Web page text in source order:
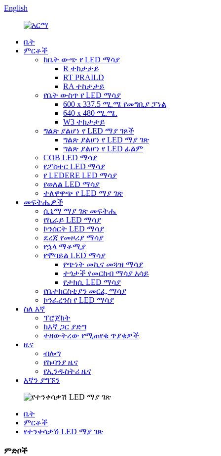
English
ቤት
ምርቶች
ከቤት ውጭ የ LED ማሳያ
R ተከታታይ
RT PRAILD
RA ተከታታይ
የቤት ውስጥ የ LED ማሳያ
600 x 337.5 ሚ.ሜ የመግቢያ ፓነል
640 x 480 ሚ.ሜ.
W3 ተከታታይ
ግልጽ ያልሆነ የ LED ማያ ገጾች
ግልጽ ያልሆነ የ LED ማያ ገጽ
ግልጽ ያልሆነ የ LED ፊልም
COB LED ማሳያ
የፖስተር LED ማሳያ
የ LEDERE LED ማሳያ
የወለል LED ማሳያ
ተለዋዋጭ የ LED ማያ ገጽ
መፍትሔዎች
ሲኒማ ማያ ገጽ መፍትሔ
የኪራይ LED ማሳያ
ኮንሰርት LED ማሳያ
ደረጃ የመዞሪያ ማሳያ
የኋላ ማቆሚያ
የሞባይል LED ማሳያ
የጭነት መኪና መጓዝ ማሳያ
ተጎታች የመርከብ ማሳያ አሳይ
የታክሲ LED ማሳያ
የቤተክርስቲያን መርፌ ማሳያ
ኮንፈረንስ የ LED ማሳያ
ስለ እኛ
ፕሮጀክት
ከእኛ ጋር ያድግ
ተዘውትረው የሚጠየቁ ጥያቄዎች
ዜና
ብሎግ
የኩባንያ ዜና
የኢንዱስትሪ ዜና
እኛን ያግኙን
ቤት
ምርቶች
የተንቀሳቃሽ LED ማያ ገጽ
ምድቦች